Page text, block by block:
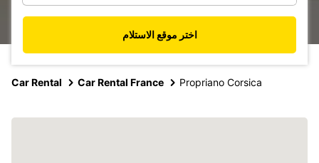
اختر موقع الاستلام
Car Rental Car Rental France Propriano Corsica